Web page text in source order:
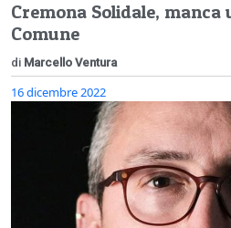
Cremona Solidale, manca
Comune
di Marcello Ventura
16 dicembre 2022